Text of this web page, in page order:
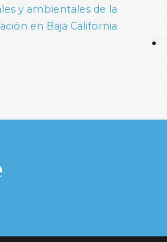
y ambientales de la
en Baja California